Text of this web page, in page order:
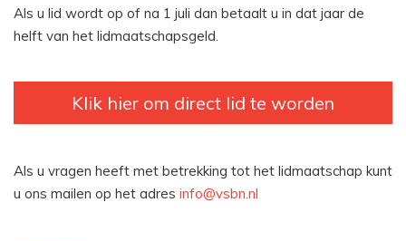
Als u lid wordt op of na 1 juli dan betaalt u in dat jaar de
helft van het lidmaatschapsgeld.
Klik hier om direct lid te worden
Als u vragen heeft met betrekking tot het lidmaatschap kunt
u ons mailen op het adres info@vsbn.nl